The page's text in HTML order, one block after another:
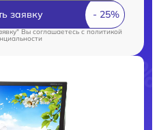
заявку
Вы соглашаетесь cполитикой